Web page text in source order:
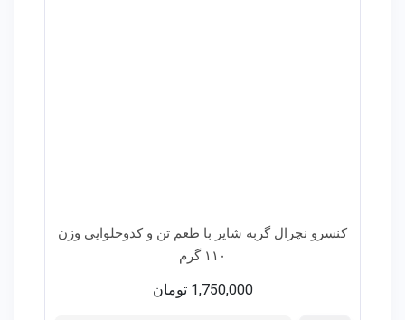
کنسرو نچرال گربه شایر با طعم تن و کدوحلوایی وزن
۱۱۰ گرم
1,750,000 تومان